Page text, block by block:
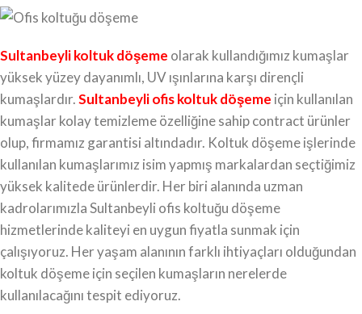
Sultanbeyli koltuk döşeme olarak kullandığımız kumaşlar
yüksek yüzey dayanımlı, UV ışınlarına karşı dirençli
kumaşlardır.Sultanbeyli ofis koltuk döşeme için kullanılan
kumaşlar kolay temizleme özelliğine sahip contract ürünler
olup, firmamız garantisi altındadır. Koltuk döşeme işlerinde
kullanılan kumaşlarımız isim yapmış markalardan seçtiğimiz
yüksek kalitede ürünlerdir. Her biri alanında uzman
kadrolarımızla Sultanbeyli ofis koltuğu döşeme
hizmetlerinde kaliteyi en uygun fiyatla sunmak için
çalışıyoruz. Her yaşam alanının farklı ihtiyaçları olduğundan
koltuk döşeme için seçilen kumaşların nerelerde
kullanılacağını tespit ediyoruz.